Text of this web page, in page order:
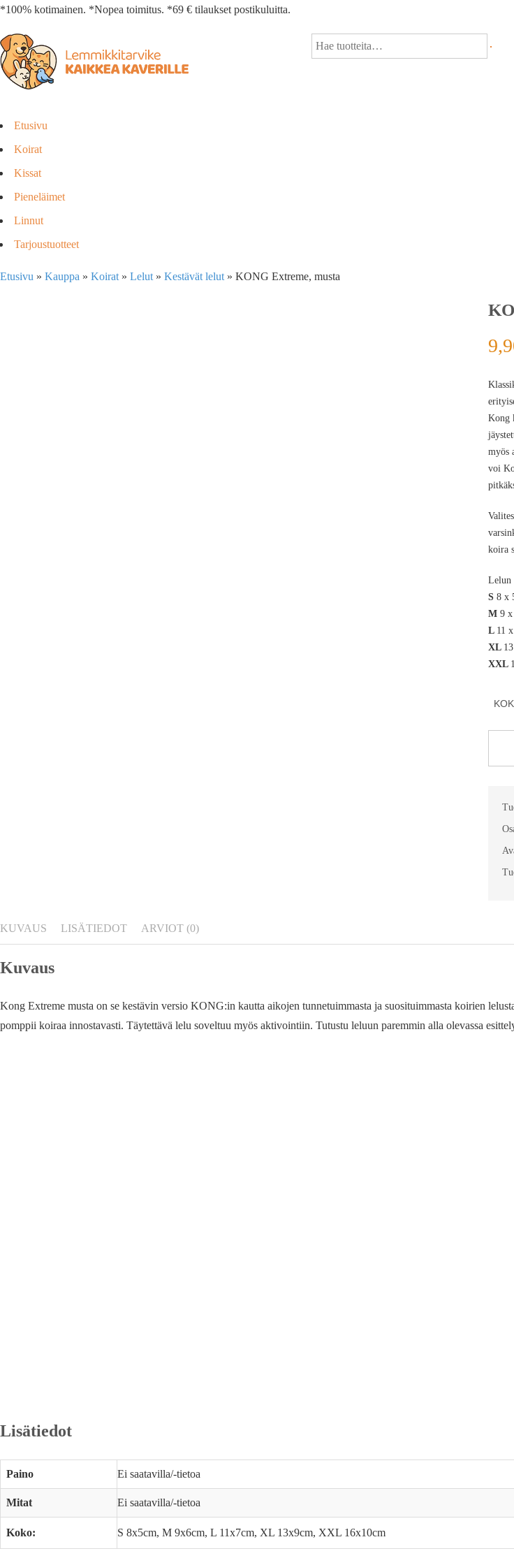
*100% kotimainen. *Nopea toimitus. *69 € tilaukset postikuluitta.
Etusivu
Koirat
Kissat
Pieneläimet
Linnut
Tarjoustuotteet
Etusivu » Kauppa » Koirat » Lelut » Kestävät lelut » KONG Extreme, musta
Kong
myös
voi
koira
Lelun
S 8 x
M 9 x
L 11
XL
XXL
KUVAUS LISÄTIEDOT ARVIOT (0)
Kuvaus
Kong Extreme musta on se kestävin versio KONG:in kautta aikojen tunnetuimmasta ja suosituimmasta koirien
pomppii koiraa innostavasti. Täytettävä lelu soveltuu myös aktivointiin. Tutustu leluun paremmin alla olevassa
Lisätiedot
Paino Ei saatavilla/-tietoa
Mitat Ei saatavilla/-tietoa
Koko: S 8x5cm, M 9x6cm, L 11x7cm, XL 13x9cm, XXL 16x10cm